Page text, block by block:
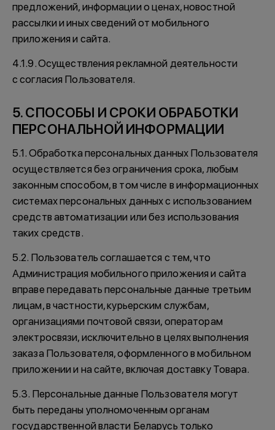
предложений, информации о ценах, новостной
рассылки и иных сведений от мобильного
приложения и сайта.
4.1.9. Осуществления рекламной деятельности
с согласия Пользователя.
5. СПОСОБЫ И СРОКИ ОБРАБОТКИ
ПЕРСОНАЛЬНОЙ ИНФОРМАЦИИ
5.1. Обработка персональных данных Пользователя
осуществляется без ограничения срока, любым
законным способом, в том числе в информационных
системах персональных данных с использованием
средств автоматизации или без использования
таких средств.
5.2. Пользователь соглашается с тем, что
Администрация мобильного приложения и сайта
вправе передавать персональные данные третьим
лицам, в частности, курьерским службам,
организациями почтовой связи, операторам
электросвязи, исключительно в целях выполнения
заказа Пользователя, оформленного в мобильном
приложении и на сайте, включая доставку Товара.
5.3. Персональные данные Пользователя могут
быть переданы уполномоченным органам
государственной власти Беларусь только